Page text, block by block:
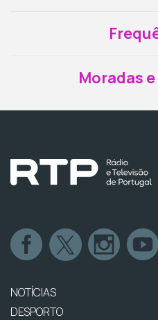
Moradas
NOTÍCIAS
DESPORTO